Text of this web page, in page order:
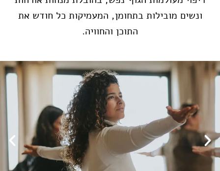
ונשים מובילות בתחומן, המעמיקות כל חודש את
התוכן והחוויה.